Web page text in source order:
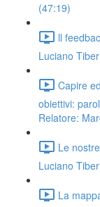
(47:19)
ll
Luciano
Capire
obiettivi:
Relatore:
Le
Luciano
La